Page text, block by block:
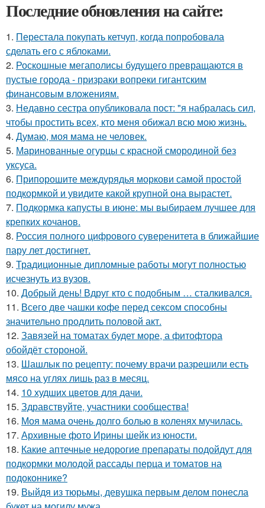
Последние обновления на сайте:
1. Перестала покупать кетчуп, когда попробовала
сделать его с яблоками.
2. Роскошные мегаполисы будущего превращаются в
пустые города - призраки вопреки гигантским
финансовым вложениям.
3. Недавно сестра опубликовала пост: "я набралась сил,
чтобы простить всех, кто меня обижал всю мою жизнь.
4. Думаю, моя мама не человек.
5. Маринованные огурцы с красной смородиной без
уксуса.
6. Припорошите междурядья моркови самой простой
подкормкой и увидите какой крупной она вырастет.
7. Подкормка капусты в июне: мы выбираем лучшее для
крепких кочанов.
8. Россия полного цифрового суверенитета в ближайшие
пару лет достигнет.
9. Традиционные дипломные работы могут полностью
исчезнуть из вузов.
10. Добрый день! Вдруг кто с подобным … сталкивался.
11. Всего две чашки кофе перед сексом способны
значительно продлить половой акт.
12. Завязей на томатах будет море, а фитофтора
обойдёт стороной.
13. Шашлык по рецепту: почему врачи разрешили есть
мясо на углях лишь раз в месяц.
14. 10 худших цветов для дачи.
15. Здравствуйте, участники сообщества!
16. Моя мама очень долго болью в коленях мучилась.
17. Архивные фото Ирины шейк из юности.
18. Какие аптечные недорогие препараты подойдут для
подкормки молодой рассады перца и томатов на
подоконнике?
19. Выйдя из тюрьмы, девушка первым делом понесла